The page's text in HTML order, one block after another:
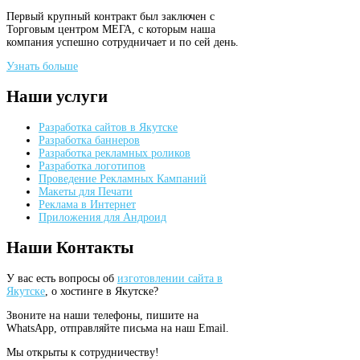
Первый крупный контракт был заключен с
Торговым центром МЕГА, с которым наша
компания успешно сотрудничает и по сей день.
Узнать больше
Наши услуги
Разработка сайтов в Якутске
Разработка баннеров
Разработка рекламных роликов
Разработка логотипов
Проведение Рекламных Кампаний
Макеты для Печати
Реклама в Интернет
Приложения для Андроид
Наши Контакты
У вас есть вопросы об изготовлении сайта в
Якутске , о хостинге в Якутске?
Звоните на наши телефоны, пишите на
WhatsApp, отправляйте письма на наш Email.
Мы открыты к сотрудничеству!